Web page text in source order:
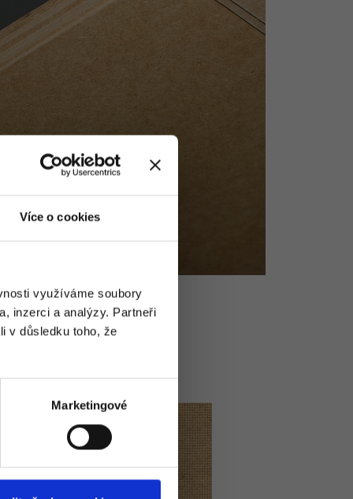
Více o cookies
využíváme soubory
inzerci a analýzy. Partneři
v důsledku toho, že
Marketingové